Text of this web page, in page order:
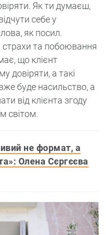
Як ти думаєш,
себе у
як посил.
страхи та побоювання
що клієнт
довіряти, а такі
буде насильство, а
від клієнта згоду
світом.
не формат, а
Олена Сєргєєва